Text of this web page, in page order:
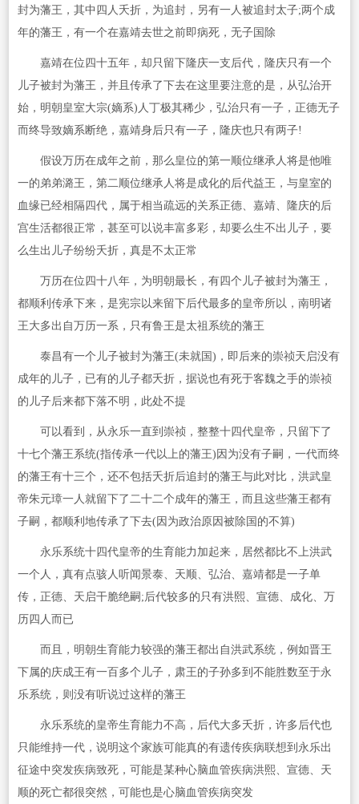
封为藩王，其中四人夭折，为追封，另有一人被追封太子;两个成
年的藩王，有一个在嘉靖去世之前即病死，无子国除
嘉靖在位四十五年，却只留下隆庆一支后代，隆庆只有一个
儿子被封为藩王，并且传承了下去在这里要注意的是，从弘治开
始，明朝皇室大宗(嫡系)人丁极其稀少，弘治只有一子，正德无子
而终导致嫡系断绝，嘉靖身后只有一子，隆庆也只有两子!
假设万历在成年之前，那么皇位的第一顺位继承人将是他唯
一的弟弟潞王，第二顺位继承人将是成化的后代益王，与皇室的
血缘已经相隔四代，属于相当疏远的关系正德、嘉靖、隆庆的后
宫生活都很正常，甚至可以说丰富多彩，却要么生不出儿子，要
么生出儿子纷纷夭折，真是不太正常
万历在位四十八年，为明朝最长，有四个儿子被封为藩王，
都顺利传承下来，是宪宗以来留下后代最多的皇帝所以，南明诸
王大多出自万历一系，只有鲁王是太祖系统的藩王
泰昌有一个儿子被封为藩王(未就国)，即后来的崇祯天启没有
成年的儿子，已有的儿子都夭折，据说也有死于客魏之手的崇祯
的儿子后来都下落不明，此处不提
可以看到，从永乐一直到崇祯，整整十四代皇帝，只留下了
十七个藩王系统(指传承一代以上的藩王)因为没有子嗣，一代而终
的藩王有十三个，还不包括夭折后追封的藩王与此对比，洪武皇
帝朱元璋一人就留下了二十二个成年的藩王，而且这些藩王都有
子嗣，都顺利地传承了下去(因为政治原因被除国的不算)
永乐系统十四代皇帝的生育能力加起来，居然都比不上洪武
一个人，真有点骇人听闻景泰、天顺、弘治、嘉靖都是一子单
传，正德、天启干脆绝嗣;后代较多的只有洪熙、宣德、成化、万
历四人而已
而且，明朝生育能力较强的藩王都出自洪武系统，例如晋王
下属的庆成王有一百多个儿子，肃王的子孙多到不能胜数至于永
乐系统，则没有听说过这样的藩王
永乐系统的皇帝生育能力不高，后代大多夭折，许多后代也
只能维持一代，说明这个家族可能真的有遗传疾病联想到永乐出
征途中突发疾病致死，可能是某种心脑血管疾病洪熙、宣德、天
顺的死亡都很突然，可能也是心脑血管疾病突发